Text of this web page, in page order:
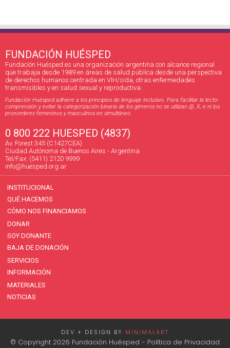
FUNDACIÓN HUÉSPED
Fundación Huésped es una organización argentina con alcance regional
que trabaja desde 1989 en áreas de salud pública desde una perspectiva
de derechos humanos centrada en VIH/sida, otras enfermedades
transmisibles y en salud sexual y reproductiva.
Fundación Huésped adhiere a los principios de lenguaje inclusivo. Para facilitar la lecto-
comprensión y evitar la categorización binaria de los géneros no se utilizan @, X, e ni los
pronombres femeninos y masculinos en simultáneo.
0 800 222 HUESPED (4837)
Av. Forest 345 (C1427CEA)
Ciudad Autónoma de Buenos Aires - Argentina
Tel/Fax: (5411) 2120 9999
info@huesped.org.ar
INSTITUCIONAL
QUÉ HACEMOS
CÓMO NOS FINANCIAMOS
DONAR
SOY DONANTE
BAJA DE DONACIÓN
SERVICIOS
INFORMACIÓN
MATERIALES
NOTICIAS
DEV + DESIGN BY MINIMALART
© Copyright 2026 Fundación Huésped - Política de Privacidad